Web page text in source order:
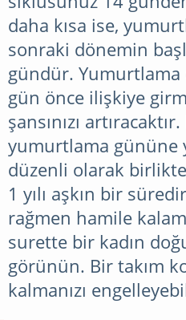
daha kısa ise,
sonraki dönemin
gündür.
gün önce ilişkiye
şansınızı
yumurtlama gününe
düzenli olarak
1 yılı aşkın bir
rağmen hamile
surette bir kadın
görünün. Bir takım
kalmanızı